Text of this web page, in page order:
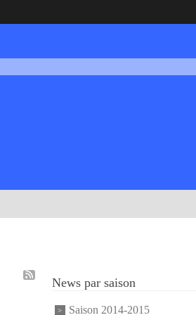
News par saison
Saison 2014-2015